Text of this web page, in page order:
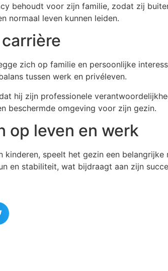
behoudt voor zijn familie, zodat zij
normaal leven kunnen leiden.
zich op familie en persoonlijke
tussen werk en privéleven.
hij zijn professionele
beschermde omgeving voor zijn gezin.
op leven en werk
kinderen, speelt het gezin een belangrijke
en stabiliteit, wat bijdraagt aan zijn